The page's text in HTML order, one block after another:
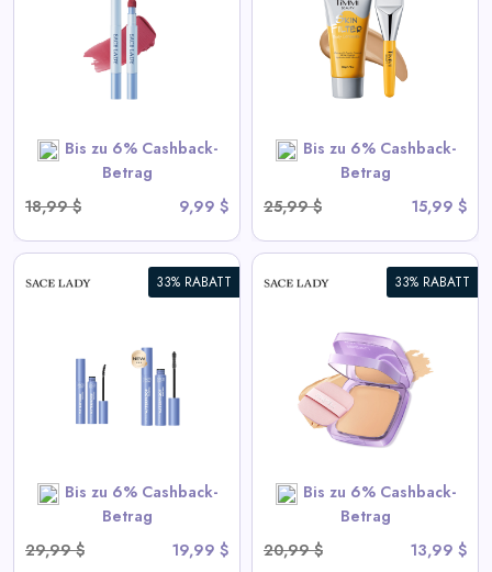
Bis zu 6% Cashback-
Betrag
18,99 $
9,99 $
Bis zu 6% Cashback-
Betrag
25,99 $
15,99 $
KÖRPERKONSOLIDERER |
Übertragungsbeständig
View All Sace Lady Deals
SHOP NOW
33% RABATT
Bis zu 6% Cashback-
Betrag
29,99 $
19,99 $
33% RABATT
Bis zu 6% Cashback-
Betrag
20,99 $
13,99 $
Cremige Foundation
View All Sace Lady Deals
SHOP NOW